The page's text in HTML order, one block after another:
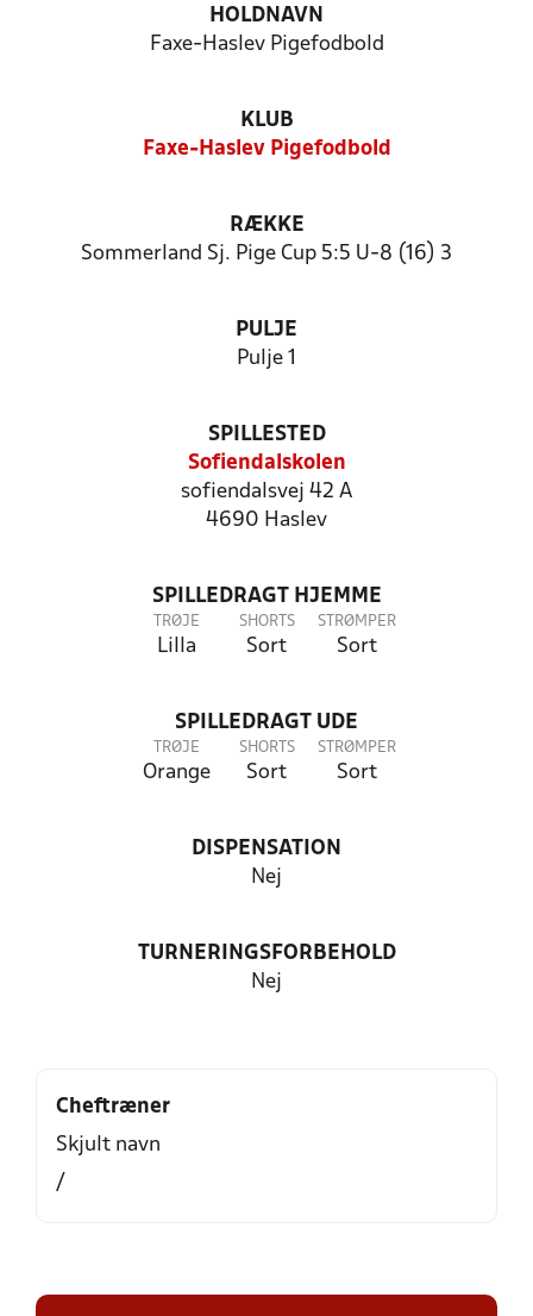
HOLDNAVN
Faxe-Haslev Pigefodbold
KLUB
Faxe-Haslev Pigefodbold
RÆKKE
Sommerland Sj. Pige Cup 5:5 U-8 (16) 3
PULJE
Pulje 1
SPILLESTED
Sofiendalskolen
sofiendalsvej 42 A
4690 Haslev
SPILLEDRAGT HJEMME
TRØJE
Lilla
SHORTS
Sort
STRØMPER
Sort
SPILLEDRAGT UDE
TRØJE
Orange
SHORTS
Sort
STRØMPER
Sort
DISPENSATION
Nej
TURNERINGSFORBEHOLD
Nej
Cheftræner
Skjult navn
/